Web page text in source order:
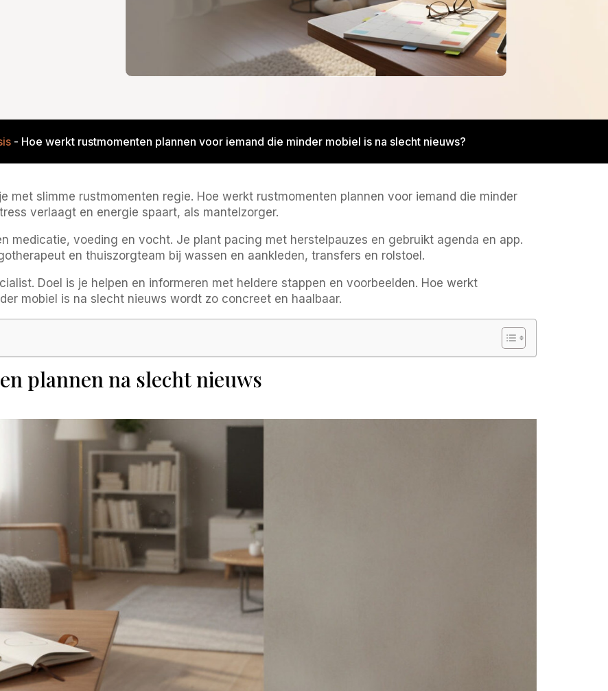
- Hoe werkt rustmomenten plannen voor iemand die minder mobiel is na slecht nieuws?
met slimme rustmomenten regie. Hoe werkt rustmomenten plannen voor iemand die minder
verlaagt en energie spaart, als mantelzorger.
medicatie, voeding en vocht. Je plant pacing met herstelpauzes en gebruikt agenda en app.
en thuiszorgteam bij wassen en aankleden, transfers en rolstoel.
Doel is je helpen en informeren met heldere stappen en voorbeelden. Hoe werkt
mobiel is na slecht nieuws wordt zo concreet en haalbaar.
plannen na slecht nieuws